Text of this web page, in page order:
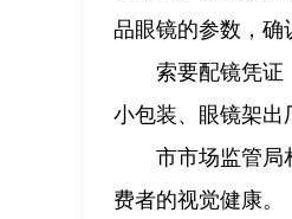
品眼镜的参数，确
索要配镜凭证
小包装、眼镜架出
市市场监管局
费者的视觉健康。